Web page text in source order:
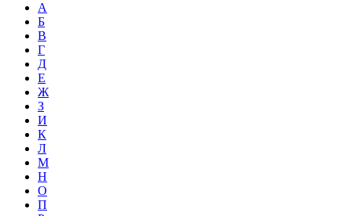
А
Б
В
Г
Д
Е
Ж
З
И
К
Л
М
Н
О
П